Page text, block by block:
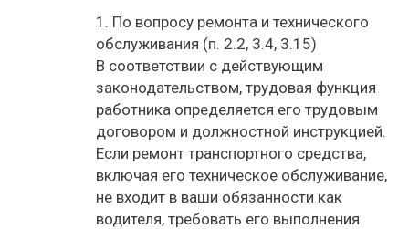
1. По вопросу ремонта и технического
обслуживания (п. 2.2, 3.4, 3.15)
В соответствии с действующим
законодательством, трудовая функция
работника определяется его трудовым
договором и должностной инструкцией.
Если ремонт транспортного средства,
включая его техническое обслуживание,
не входит в ваши обязанности как
водителя, требовать его выполнения